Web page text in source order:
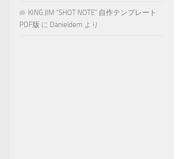
KING JIM “SHOT NOTE” 自作テンプレート
PDF版 に Danieldem より